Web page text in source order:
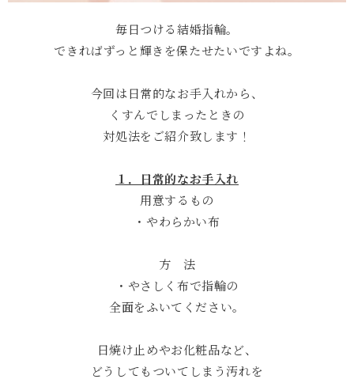
毎日つける結婚指輪。
できればずっと輝きを保たせたいですよね。
今回は日常的なお手入れから、
くすんでしまったときの
対処法をご紹介致します！
１．日常的なお手入れ
用意するもの
・やわらかい布
方 法
・やさしく布で指輪の
全面をふいてください。
日焼け止めやお化粧品など、
どうしてもついてしまう汚れを